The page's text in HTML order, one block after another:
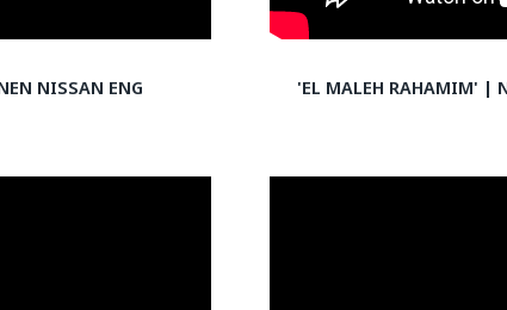
NISSAN ENG 'EL MALEH RAHAMIM' |